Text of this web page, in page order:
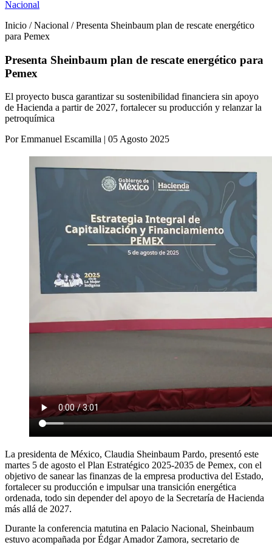
Nacional
Inicio / Nacional / Presenta Sheinbaum plan de rescate energético
para Pemex
Presenta Sheinbaum plan de rescate energético para
Pemex
El proyecto busca garantizar su sostenibilidad financiera sin apoyo
de Hacienda a partir de 2027, fortalecer su producción y relanzar la
petroquímica
Por Emmanuel Escamilla | 05 Agosto 2025
La presidenta de México, Claudia Sheinbaum Pardo, presentó este
martes 5 de agosto el Plan Estratégico 2025-2035 de Pemex, con el
objetivo de sanear las finanzas de la empresa productiva del Estado,
fortalecer su producción e impulsar una transición energética
ordenada, todo sin depender del apoyo de la Secretaría de Hacienda
más allá de 2027.
Durante la conferencia matutina en Palacio Nacional, Sheinbaum
estuvo acompañada por Édgar Amador Zamora, secretario de